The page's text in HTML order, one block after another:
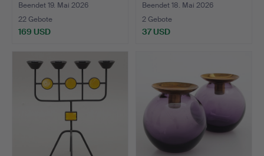
Beendet 19. Mai 2026
22 Gebote
169 USD
Beendet 18. Mai 2026
2 Gebote
37 USD